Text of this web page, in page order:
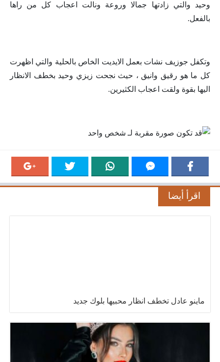
وحيد والتي زادتها جمالا وروعة ونالت اعجاب كل من راها
بالفعل.
وتكفل جوزيف نشات بعمل الايديت الخاص بالحلية والتي اظهرت
كل ما هو رقيق وانيق ، حيث نجحت زيزي وحيد بخطف الانظار
اليها بقوة ولقت اعجاب الكثيرين.
اقرأ أيضا
ماينو عادل تخطف انظار محبيها بلوك جديد